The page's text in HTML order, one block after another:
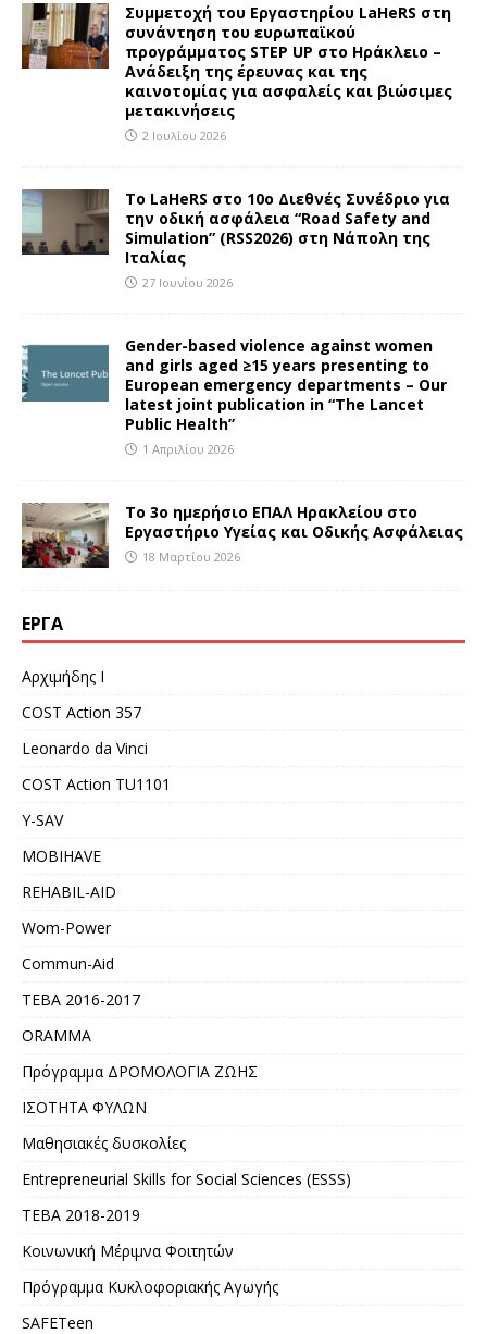
Συμμετοχή του Εργαστηρίου LaHeRS στη
συνάντηση του ευρωπαϊκού
προγράμματος STEP UP στο Ηράκλειο –
Ανάδειξη της έρευνας και της
καινοτομίας για ασφαλείς και βιώσιμες
μετακινήσεις
2 Ιουλίου 2026
To LaHeRS στο 10ο Διεθνές Συνέδριο για
την οδική ασφάλεια “Road Safety and
Simulation” (RSS2026) στη Νάπολη της
Ιταλίας
27 Ιουνίου 2026
Gender-based violence against women
and girls aged ≥15 years presenting to
European emergency departments – Our
latest joint publication in “The Lancet
Public Health”
1 Απριλίου 2026
Το 3ο ημερήσιο ΕΠΑΛ Ηρακλείου στο
Εργαστήριο Υγείας και Οδικής Ασφάλειας
18 Μαρτίου 2026
ΈΡΓΑ
Αρχιμήδης Ι
COST Action 357
Leonardo da Vinci
COST Action TU1101
Y-SAV
MOBIHAVE
REHABIL-AID
Wom-Power
Commun-Aid
ΤΕΒΑ 2016-2017
ORAMMA
Πρόγραμμα ΔΡΟΜΟΛΟΓΙΑ ΖΩΗΣ
ΙΣΟΤΗΤΑ ΦΥΛΩΝ
Μαθησιακές δυσκολίες
Entrepreneurial Skills for Social Sciences (ESSS)
ΤΕΒΑ 2018-2019
Κοινωνική Μέριμνα Φοιτητών
Πρόγραμμα Κυκλοφοριακής Αγωγής
SAFETeen